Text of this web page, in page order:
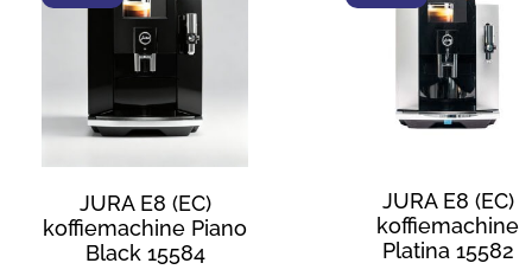
JURA E8 (EC)
koffiemachine Piano
Black 15584
JURA E8 (EC)
koffiemachine
Platina 15582